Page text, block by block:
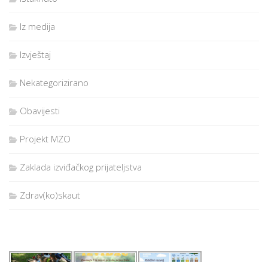
Iz medija
Izvještaj
Nekategorizirano
Obavijesti
Projekt MZO
Zaklada izviđačkog prijateljstva
Zdrav(ko)skaut